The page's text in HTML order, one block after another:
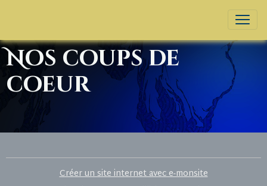
Nos coups de
coeur
Créer un site internet avec e-monsite